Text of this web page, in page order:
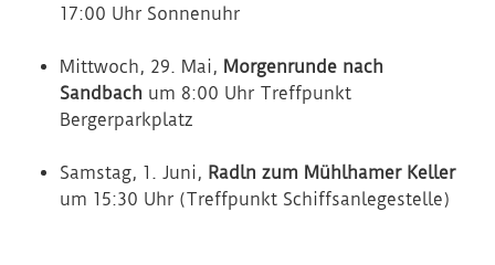
17:00 Uhr Sonnenuhr
Mittwoch, 29. Mai, Morgenrunde nach
Sandbach um 8:00 Uhr Treffpunkt
Bergerparkplatz
Samstag, 1. Juni, Radln zum Mühlhamer Keller
um 15:30 Uhr (Treffpunkt Schiffsanlegestelle)